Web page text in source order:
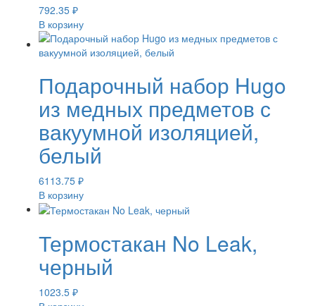
792.35 ₽
В корзину
Подарочный набор Hugo
из медных предметов с
вакуумной изоляцией,
белый
6113.75 ₽
В корзину
Термостакан No Leak,
черный
1023.5 ₽